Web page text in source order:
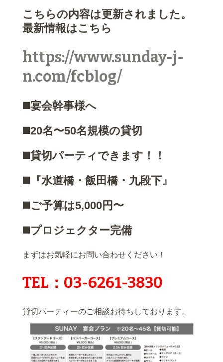
こちらの内容は更新されました。
最新情報はこちら
https://www.sunday-j-
n.com/fcblog/
◼️宴会幹事様へ
◼️20名〜50名規模の貸切
◼️貸切パーティできます！！
◼️『水道橋・飯田橋・九段下』
◼️ご予算は5,000円〜
◼️プロジェクター完備
まずはお気軽にお問い合わせください！
TEL：03-6261-3830
貸切パーティーのご相談お待ちしております。